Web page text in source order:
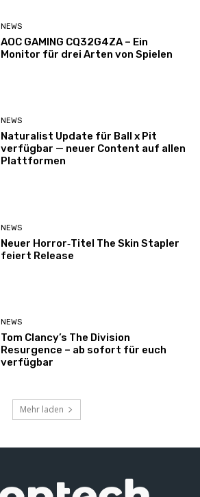
NEWS
AOC GAMING CQ32G4ZA – Ein
Monitor für drei Arten von Spielen
NEWS
Naturalist Update für Ball x Pit
verfügbar — neuer Content auf allen
Plattformen
NEWS
Neuer Horror‑Titel The Skin Stapler
feiert Release
NEWS
Tom Clancy’s The Division
Resurgence – ab sofort für euch
verfügbar
Mehr laden